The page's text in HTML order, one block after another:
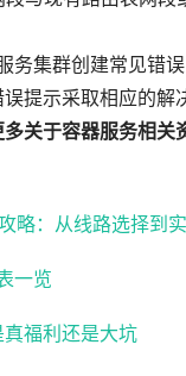
务集群创建常见错
提示采取相应的
关于容器服务相关
略：从线路选择到
一览
福利还是大坑